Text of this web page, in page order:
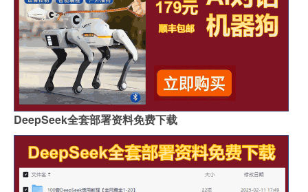
DeepSeek全套部署资料免费下载